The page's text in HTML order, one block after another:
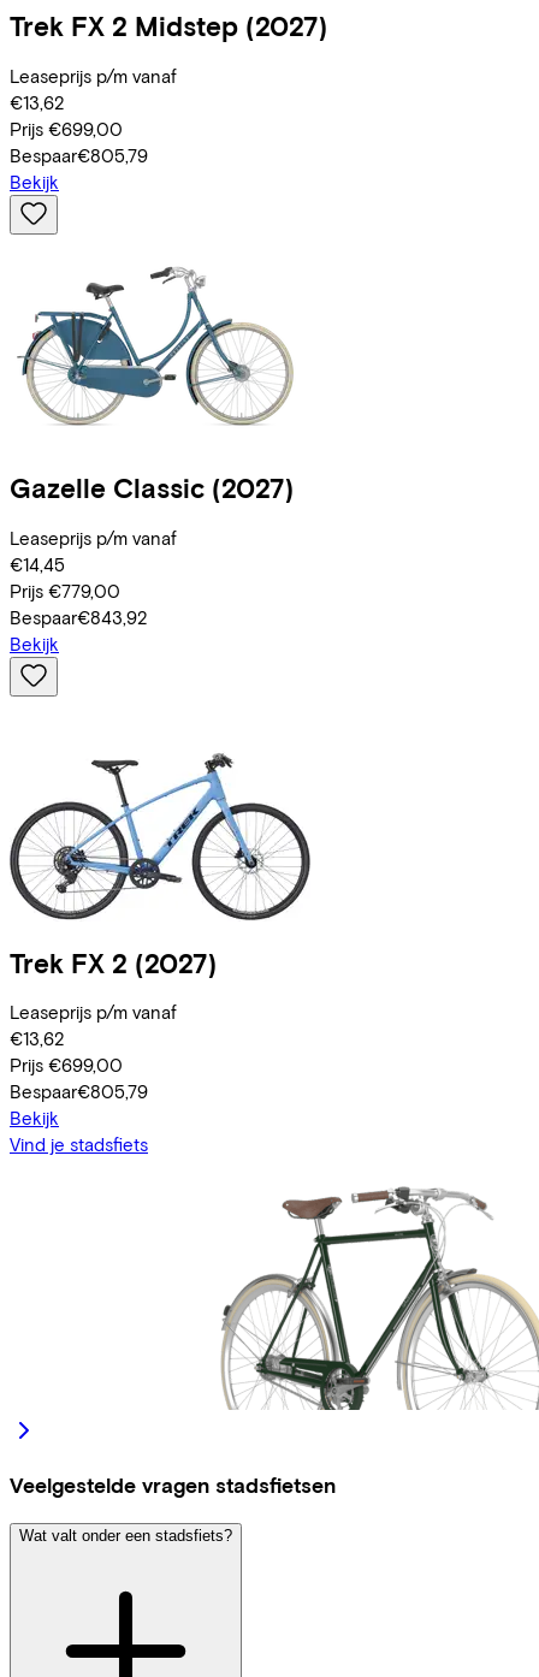
Trek FX 2 Midstep (2027)
Leaseprijs p/m vanaf
€13,62
Prijs €699,00
Bespaar€805,79
Bekijk
Gazelle Classic (2027)
Leaseprijs p/m vanaf
€14,45
Prijs €779,00
Bespaar€843,92
Bekijk
Trek FX 2 (2027)
Leaseprijs p/m vanaf
€13,62
Prijs €699,00
Bespaar€805,79
Bekijk
Vind je stadsfiets
Veelgestelde vragen stadsfietsen
Wat valt onder een stadsfiets?